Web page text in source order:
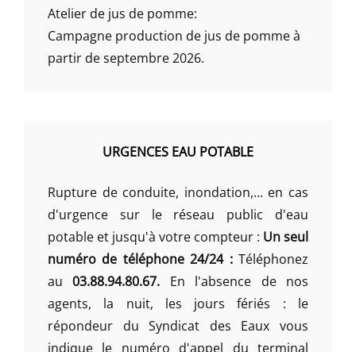
Atelier de jus de pomme:
Campagne production de jus de pomme à
partir de septembre 2026.
URGENCES EAU POTABLE
Rupture de conduite, inondation,... en cas
d'urgence sur le réseau public d'eau
potable et jusqu'à votre compteur : Un seul
numéro de téléphone 24/24 :Téléphonez
au03.88.94.80.67. En l'absence de nos
agents, la nuit, les jours fériés : le
répondeur du Syndicat des Eaux vous
indique le numéro d'appel du terminal